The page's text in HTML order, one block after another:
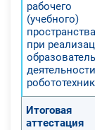
рабочего
(учебного)
пространства
при
Итоговая
аттестация